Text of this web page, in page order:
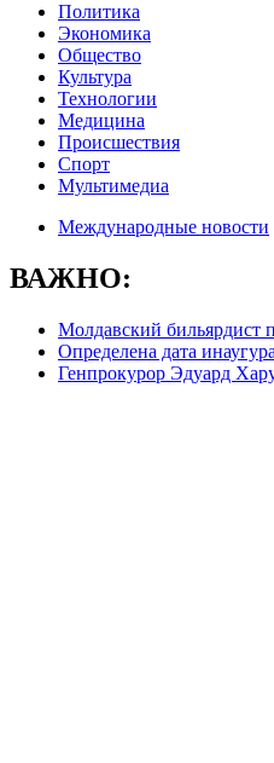
Политика
Экономика
Общество
Культура
Технологии
Медицина
Происшествия
Спорт
Мультимедиа
Международные новости
ВАЖНО:
Молдавский бильярдист
Определена дата
Генпрокурор Эдуард